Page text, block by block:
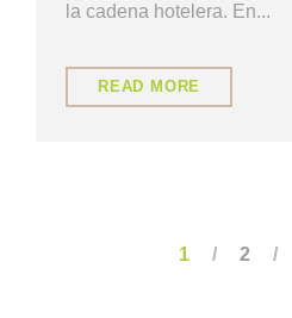
la cadena hotelera. En...
READ MORE
1 2